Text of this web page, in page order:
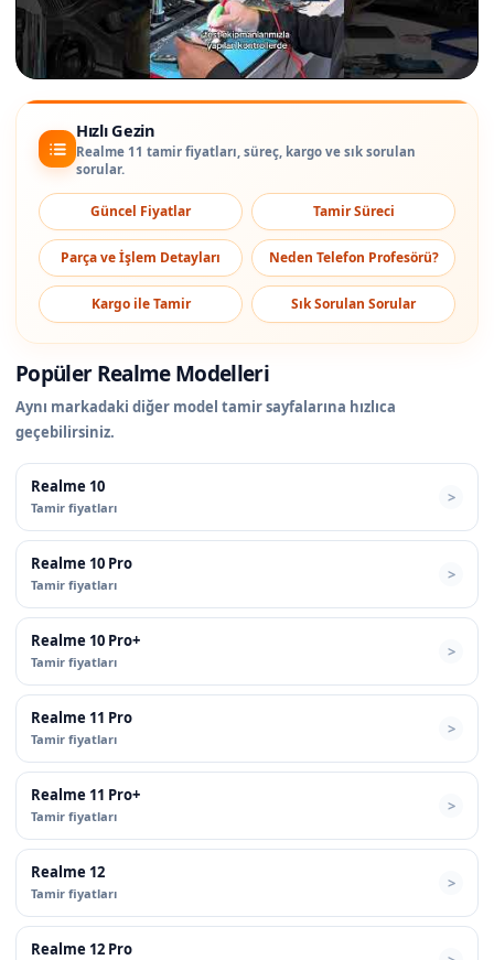
Hızlı Gezin
Realme 11 tamir fiyatları, süreç, kargo ve sık sorulan
sorular.
Güncel Fiyatlar Tamir Süreci
Parça ve İşlem Detayları Neden Telefon Profesörü?
Kargo ile Tamir Sık Sorulan Sorular
Popüler Realme Modelleri
Aynı markadaki diğer model tamir sayfalarına hızlıca
geçebilirsiniz.
Realme 10
Tamir fiyatları
Realme 10 Pro
Tamir fiyatları
Realme 10 Pro+
Tamir fiyatları
Realme 11 Pro
Tamir fiyatları
Realme 11 Pro+
Tamir fiyatları
Realme 12
Tamir fiyatları
Realme 12 Pro